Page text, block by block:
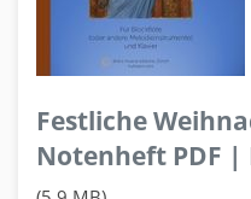
Festliche
Notenheft PDF |